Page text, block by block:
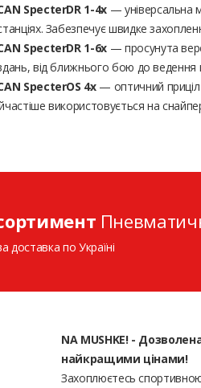
SpecterDR 1-4x — універсальна
Забезпечує швидке
SpecterDR 1-6x — просунута
від ближнього бою до ведення
SpecterOS 4x — оптичний
використовується на
доставка по Україні
NA MUSHKE! -
найкращими цінами!
Захоплюєтесь